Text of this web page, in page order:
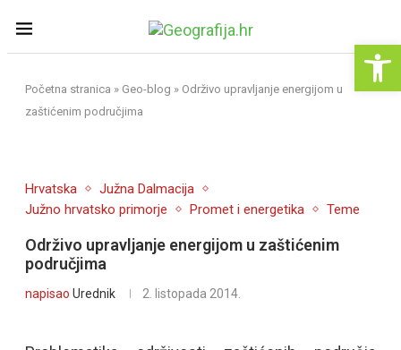
Početna stranica » Geo-blog » Održivo upravljanje energijom u
zaštićenim područjima
Hrvatska
Južna Dalmacija
Južno hrvatsko primorje
Promet i energetika Teme
Održivo upravljanje energijom u zaštićenim
područjima
napisao Urednik 2. listopada 2014.